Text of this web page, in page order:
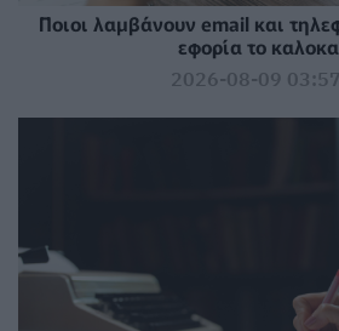
Ποιοι λαμβάνουν email και
εφορία το
2026-08-09